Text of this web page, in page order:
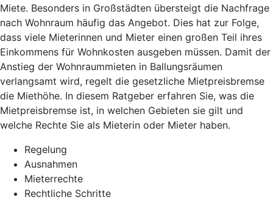
Miete. Besonders in Großstädten übersteigt die Nachfrage
nach Wohnraum häufig das Angebot. Dies hat zur Folge,
dass viele Mieterinnen und Mieter einen großen Teil ihres
Einkommens für Wohnkosten ausgeben müssen. Damit der
Anstieg der Wohnraummieten in Ballungsräumen
verlangsamt wird, regelt die gesetzliche Mietpreisbremse
die Miethöhe. In diesem Ratgeber erfahren Sie, was die
Mietpreisbremse ist, in welchen Gebieten sie gilt und
welche Rechte Sie als Mieterin oder Mieter haben.
Regelung
Ausnahmen
Mieterrechte
Rechtliche Schritte